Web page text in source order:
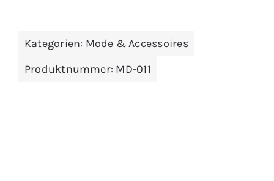
Kategorien: Mode & Accessoires
Produktnummer: MD-011